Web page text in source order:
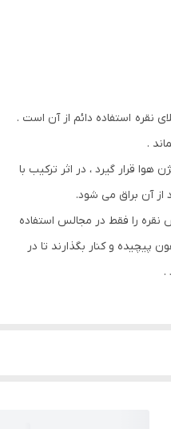
نقره استفاده دائم از آن است .
.
قرار گیرد ، در اثر ترکیب با
از آن براق می شود.
را فقط در مجالس استفاده
پیچیده و کنار بگذارند تا در
.